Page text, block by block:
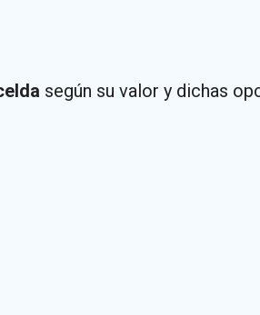
según su valor y dichas